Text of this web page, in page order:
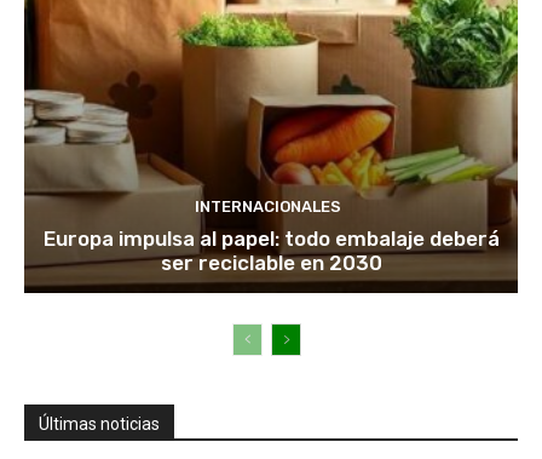
INTERNACIONALES
Europa impulsa al papel: todo embalaje deberá
ser reciclable en 2030
Últimas noticias